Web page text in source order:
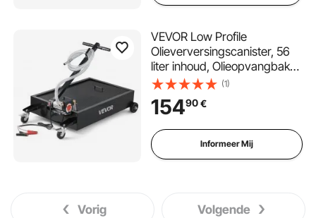
VEVOR Low Profile
Olieverversingscanister, 56
liter inhoud, Olieopvangbak
met elektrische pomp en 2,2
m slang, Geschikt voor
auto's, SUV's, vrachtwagens,
metaal
(1)
15490€
Informeer Mij
Vorig Volgende